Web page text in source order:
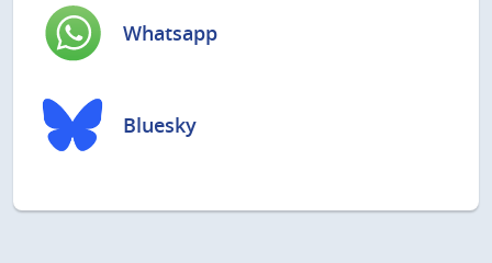
Whatsapp
Bluesky